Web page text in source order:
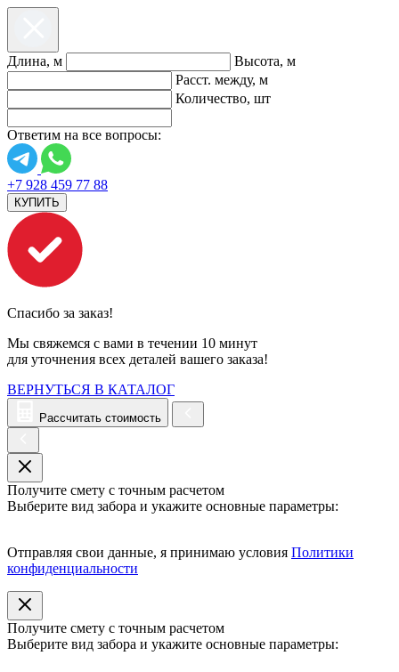
Длина, м
Высота, м
Расст. между, м
Количество, шт
Ответим на все вопросы:
+7 928 459 77 88
КУПИТЬ
Спасибо за заказ!
Мы свяжемся с вами в течении 10 минут
для уточнения всех деталей вашего заказа!
ВЕРНУТЬСЯ В КАТАЛОГ
Рассчитать стоимость
Получите смету с точным расчетом
Выберите вид забора и укажите основные параметры:
Отправляя свои данные, я принимаю условия Политики
конфиденциальности
Получите смету с точным расчетом
Выберите вид забора и укажите основные параметры: